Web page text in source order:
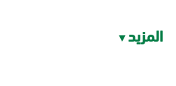
المزيد